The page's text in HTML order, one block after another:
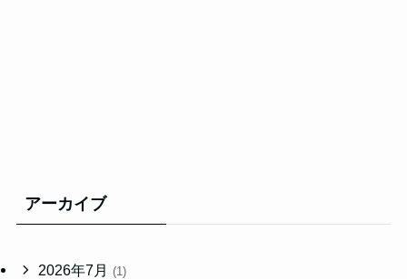
アーカイブ
2026年7月 (1)